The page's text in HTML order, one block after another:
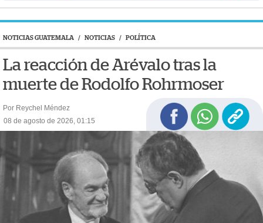
NOTICIAS GUATEMALA / NOTICIAS / POLÍTICA
La reacción de Arévalo tras la
muerte de Rodolfo Rohrmoser
Por Reychel Méndez
08 de agosto de 2026, 01:15